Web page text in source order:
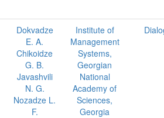
Dokvadze
E. A.
Chikoidze
G. B.
Javashvili
N. G.
Nozadze L.
F.
Institute of
Management
Systems,
Georgian
National
Academy of
Sciences,
Georgia